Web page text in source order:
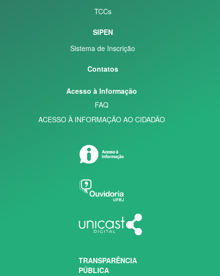
TCCs
SIPEN
Sistema de Inscrição
Contatos
Acesso à Informação
FAQ
ACESSO À INFORMAÇÃO AO CIDADÃO
TRANSPARÊNCIA
PÚBLICA